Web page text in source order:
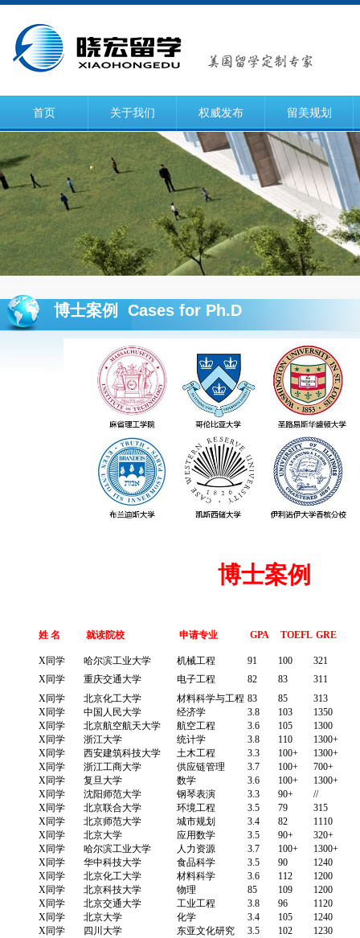
首页 关于我们 权威发布 留美规划
博士案例 Cases for Ph.D
博士案例
姓 名 就读院校 申请专业 GPA TOEFL GRE
X同学 哈尔滨工业大学 机械工程 91 100
321
X同学
重庆交通大学 电子工程 82 83
311
X同学
北京化工大学 材料科学与工程 83 85
313
X同学
中国人民大学 经济学 3.8 103
1350
X同学
北京航空航天大学 航空工程 3.6 105
1300
X同学
浙江大学 统计学 3.8 110
1300+
X同学
西安建筑科技大学 土木工程 3.3 100+
1300+
X同学
浙江工商大学 供应链管理 3.7 100+
700+
X同学
复旦大学 数学 3.6 100+
1300+
X同学
沈阳师范大学 钢琴表演 3.3 90+
//
X同学
北京联合大学 环境工程 3.5 79
315
X同学
北京师范大学 城市规划 3.4 82
1110
X同学
北京大学 应用数学 3.5 90+
320+
X同学
哈尔滨工业大学 人力资源 3.7 100+
1300+
X同学
华中科技大学 食品科学 3.5 90
1240
X同学
北京化工大学 材料科学 3.6 112
1200
X同学
北京科技大学 物理 85 109
1200
X同学
北京交通大学 工业工程 3.8 96
1120
X同学
北京大学 化学 3.4 105
1240
X同学
四川大学 东亚文化研究 3.5 102
1230